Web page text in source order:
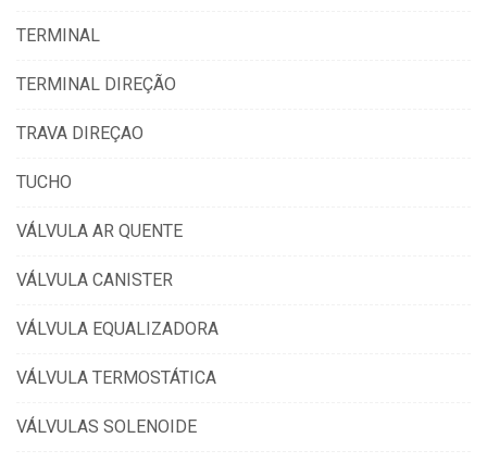
TERMINAL
TERMINAL DIREÇÃO
TRAVA DIREÇAO
TUCHO
VÁLVULA AR QUENTE
VÁLVULA CANISTER
VÁLVULA EQUALIZADORA
VÁLVULA TERMOSTÁTICA
VÁLVULAS SOLENOIDE